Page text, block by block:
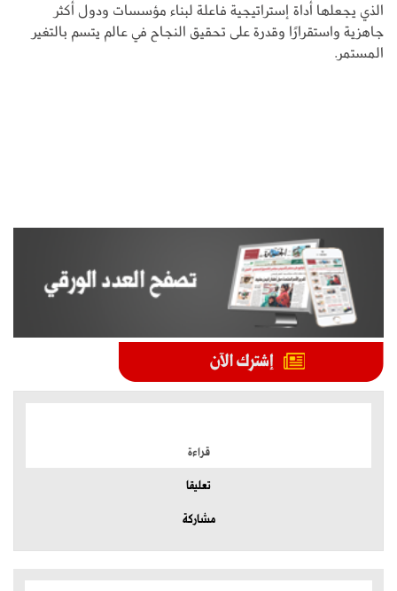
الذي يجعلها أداة إستراتيجية فاعلة لبناء مؤسسات ودول أكثر
جاهزية واستقرارًا وقدرة على تحقيق النجاح في عالم يتسم بالتغير
المستمر.
قراءة
تعليقا
مشاركة